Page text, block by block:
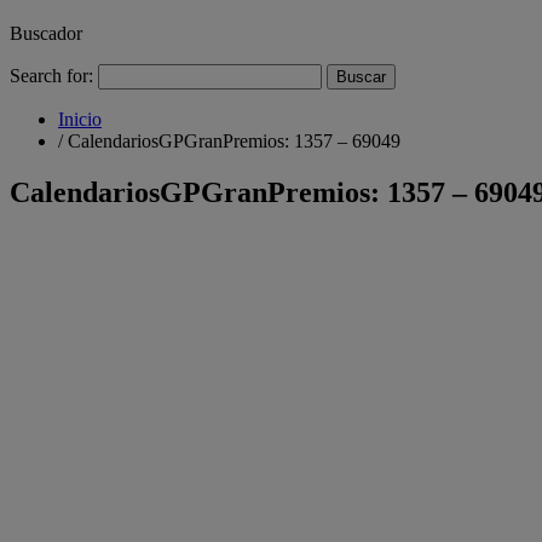
Buscador
Search for:
Inicio
/CalendariosGPGranPremios: 1357 – 69049
CalendariosGPGranPremios: 1357 –